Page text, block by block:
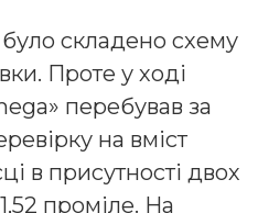
складено схему
Проте у ході
перебував за
на вміст
в присутності двох
проміле. На